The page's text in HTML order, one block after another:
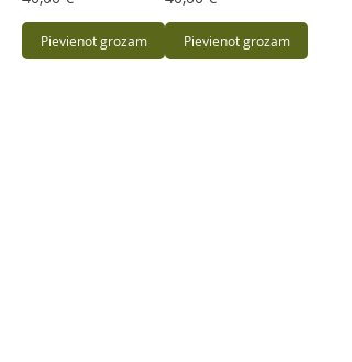
Pievienot grozam Pievienot grozam